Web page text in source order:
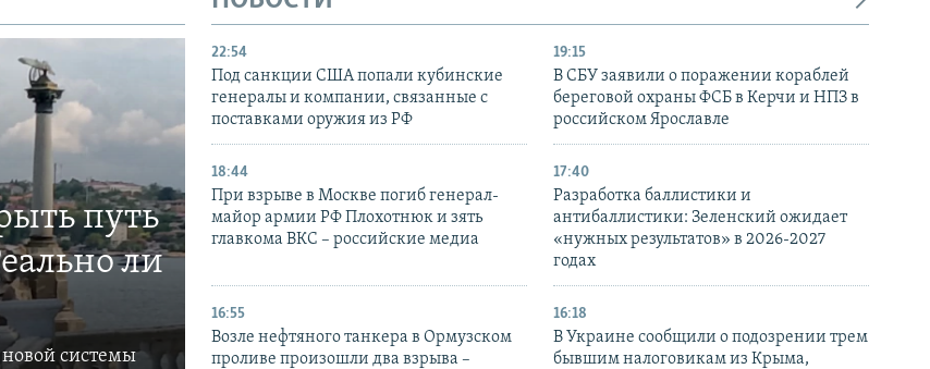
путь
ли
новой системы
22:54
Под санкции США попали кубинские
генералы и компании, связанные с
поставками оружия из РФ
19:15
В СБУ заявили о поражении кораблей
береговой охраны ФСБ в Керчи и НПЗ в
российском Ярославле
18:44
При взрыве в Москве погиб генерал-
майор армии РФ Плохотнюк и зять
главкома ВКС – российские медиа
17:40
Разработка баллистики и
антибаллистики: Зеленский ожидает
«нужных результатов» в 2026-2027
годах
16:55
Возле нефтяного танкера в Ормузском
проливе произошли два взрыва –
16:18
В Украине сообщили о подозрении трем
бывшим налоговикам из Крыма,